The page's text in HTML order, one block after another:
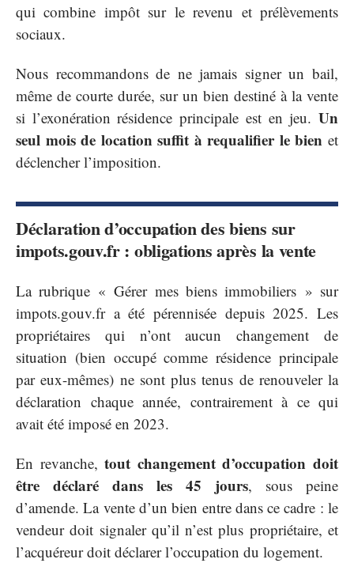
qui combine impôt sur le revenu et prélèvements
sociaux.
Nous recommandons de ne jamais signer un bail,
même de courte durée, sur un bien destiné à la vente
si l’exonération résidence principale est en jeu. Un
seul mois de location suffit à requalifier le bien et
déclencher l’imposition.
Déclaration d’occupation des biens sur
impots.gouv.fr : obligations après la vente
La rubrique « Gérer mes biens immobiliers » sur
impots.gouv.fr a été pérennisée depuis 2025. Les
propriétaires qui n’ont aucun changement de
situation (bien occupé comme résidence principale
par eux-mêmes) ne sont plus tenus de renouveler la
déclaration chaque année, contrairement à ce qui
avait été imposé en 2023.
En revanche,tout changement d’occupation doit
être déclaré dans les 45 jours, sous peine
d’amende. La vente d’un bien entre dans ce cadre : le
vendeur doit signaler qu’il n’est plus propriétaire, et
l’acquéreur doit déclarer l’occupation du logement.